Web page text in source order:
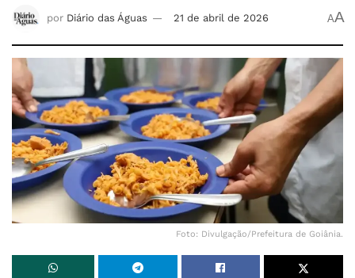
por Diário das Águas 21 de abril de 2026 AA
Foto: Divulgação/Prefeitura de Goiânia.